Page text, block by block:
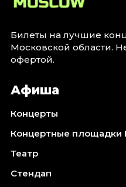
Билеты на лучшие
Московской области.
офертой.
Афиша
Концерты
Концертные площадки
Театр
Стендап